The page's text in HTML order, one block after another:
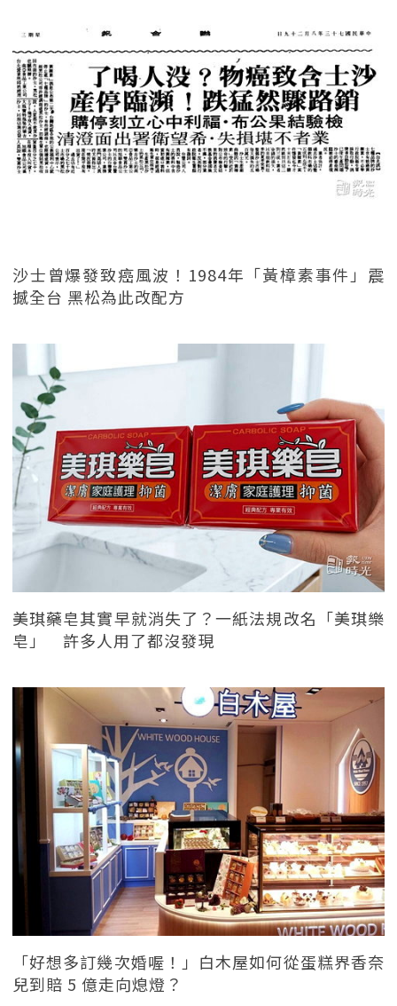
沙士曾爆發致癌風波！1984年「黃樟素事件」震
撼全台 黑松為此改配方
美琪藥皂其實早就消失了？一紙法規改名「美琪樂
皂」 許多人用了都沒發現
「好想多訂幾次婚喔！」白木屋如何從蛋糕界香奈
兒到賠 5 億走向熄燈？